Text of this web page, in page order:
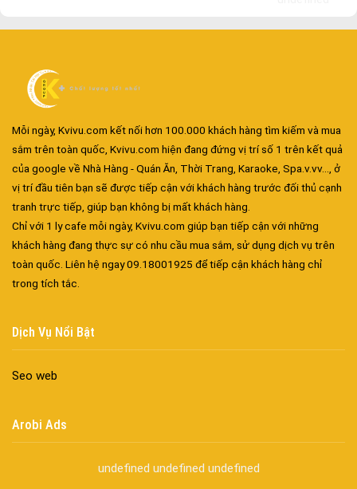
Mỗi ngày, Kvivu.com kết nối hơn 100.000 khách hàng tìm kiếm và mua
sắm trên toàn quốc, Kvivu.com hiện đang đứng vị trí số 1 trên kết quả
của google về Nhà Hàng - Quán Ăn, Thời Trang, Karaoke, Spa.v.vv..., ở
vị trí đầu tiên bạn sẽ được tiếp cận với khách hàng trước đối thủ cạnh
tranh trực tiếp, giúp bạn không bị mất khách hàng.
Chỉ với 1 ly cafe mỗi ngày, Kvivu.com giúp bạn tiếp cận với những
khách hàng đang thực sự có nhu cầu mua sắm, sử dụng dịch vụ trên
toàn quốc. Liên hệ ngay 09.18001925 để tiếp cận khách hàng chỉ
trong tích tắc.
Dịch Vụ Nổi Bật
Seo web
Arobi Ads
undefined undefined undefined
Đa dạng màu sắc cửa nhôm – Tối ưu màu sắc Kiến Trúc
Cửa nhôm kín nước kín khí – Bình yên với những tác nhân bên
ngoài
Cửa nhôm cách âm – Sự yên bình trong nhịp sống hiện đại
Cửa nhôm xếp trượt – Kết nối không gian sống
Cửa nhôm trượt view lớn – Nâng tầm đẳng cấp sống
Cửa sổ trượt đứng – Điểm nhấn sáng tạo trong kiến trúc